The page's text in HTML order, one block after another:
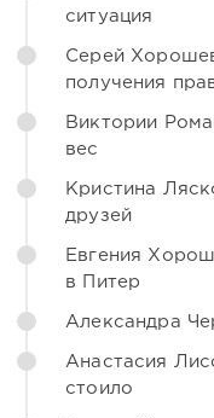
ситуация
Серей
получения
Виктории
вес
Кристина
друзей
Евгения
в Питер
Александра
Анастасия
стоило